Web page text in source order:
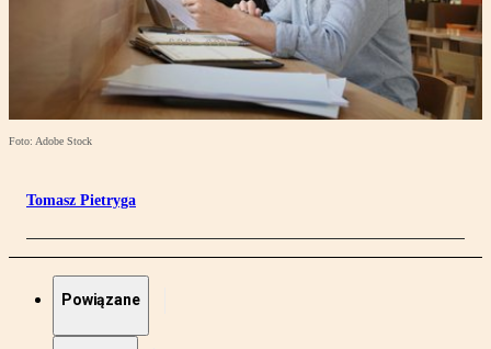
Foto: Adobe Stock
Tomasz Pietryga
Powiązane